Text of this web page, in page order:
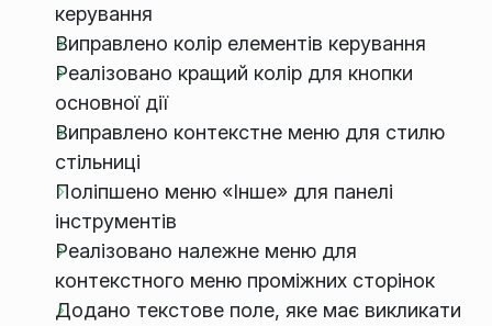
керування
Виправлено колір елементів керування
Реалізовано кращий колір для кнопки
основної дії
Виправлено контекстне меню для стилю
стільниці
Поліпшено меню «Інше» для панелі
інструментів
Реалізовано належне меню для
контекстного меню проміжних сторінок
Додано текстове поле, яке має викликати